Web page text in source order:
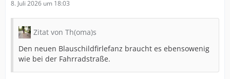
8. Juli 2026 um 18:03
Zitat von Th(oma)s
Den neuen Blauschildfirlefanz braucht es ebensowenig
wie bei der Fahrradstraße.